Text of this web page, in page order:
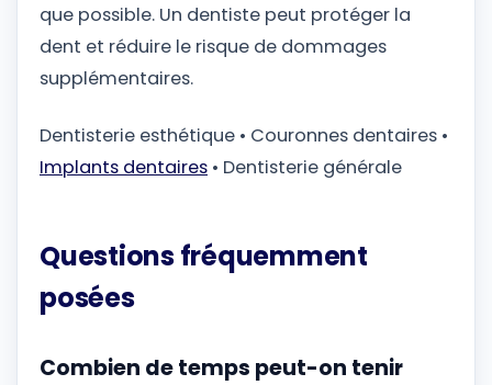
que possible. Un dentiste peut protéger la
dent et réduire le risque de dommages
supplémentaires.
Dentisterie esthétique • Couronnes dentaires •
Implants dentaires • Dentisterie générale
Questions fréquemment
posées
Combien de temps peut-on tenir